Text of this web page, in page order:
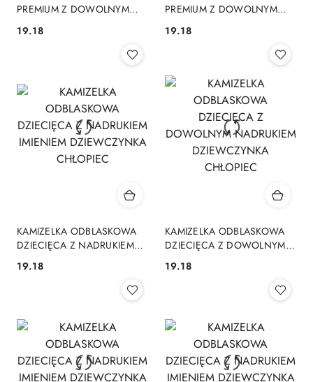
PREMIUM Z DOWOLNYM
Cena:
19.18
PREMIUM Z DOWOLNYM
Cena:
19.18
KAMIZELKA ODBLASKOWA
DZIECIĘCA Z NADRUKIEM
CHŁOPIEC
Cena:
19.18
KAMIZELKA ODBLASKOWA
DZIECIĘCA Z DOWOLNYM
CHŁOPIEC
Cena:
19.18